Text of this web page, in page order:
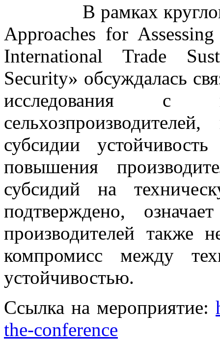
В рамках круглого
Approaches for
International Trade
Security» обсуждалась
исследования с
субсидии
повышения
субсидий на
подтверждено,
производителей также
компромисс между
устойчивостью.
Ссылка на мероприятие:
the-conference